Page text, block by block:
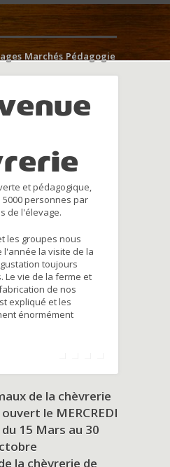
Marchés Pédagogie
et pédagogique,
personnes par
de l'élevage.
les groupes nous
l'année la visite de la
toujours
Le vie de la ferme et
de nos
expliqué et les
énormément
de la chèvrerie
le MERCREDI
15 Mars au 30
la chèvrerie de